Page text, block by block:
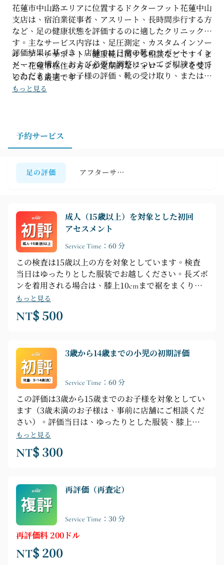
花蓮市中山路エリアに位置するドクターフット花蓮中山
支店は、宿泊業従事者、アスリート、長時間歩行する方
など、足の健康状態を評価するのに適したクリニックで
す。主なサービス内容は、足圧測定、カスタムインソー
ル、アーチサポート、健康靴に関する相談などです。ま
た、花蓮市在住の方々が定期的なフォローアップを受け
るのにも最適です。
評価結果に基づき、店舗では日常の靴のサポート、イン
ソールの構成、および必要な調整についてご相談させて
いただきます。お子様の評価、靴の受け取り、または特
定の靴のスタイルについては、スムーズなサービス提供
ポートニーズに迅速に対応できます。
もっと見る
予約サービス
足の評価 アフターサービス
成人（15歳以上）を対象とした初回
アセスメント
Service Time：60 分
この検査は15歳以上の方を対象としています。検査
当日はゆったりとした服装でお越しください。長ズボ
ンを着用される場合は、膝上10cmまで裾をまくり上
げるか、ショートパンツを着用してください。普段履
いている靴と、インソールを入れたい靴をお忘れなく
お持ちください。
もっと見る
NT$ 500
3歳から14歳までの小児の初期評価
Service Time：60 分
この評価は3歳から15歳までのお子様を対象としてい
ます（3歳未満のお子様は、事前に店舗にご相談くだ
さい）。評価当日は、ゆったりとした服装、膝上
10cmまでまくり上げられる長ズボンまたはショート
パンツを着用し、普段履いている靴と、評価に使用し
たい靴をお忘れなくお持ちください。
もっと見る
NT$ 300
再評価（再査定）
Service Time：30 分
再評価料 200ドル
NT$ 200